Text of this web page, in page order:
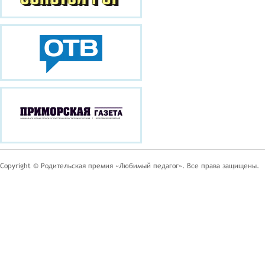
Copyright © Родительская премия «Любимый педагог». Все права защищены.